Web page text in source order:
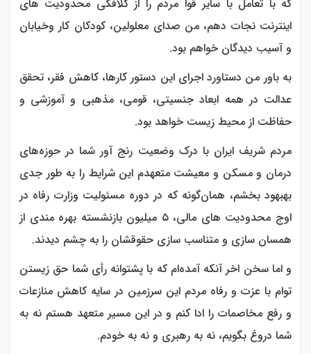
که با تعامل با سایر قوا مردم را از کلافگی محدودیت های
اینترنت نجات دهم، من صدای معلولین، کودکان کار وخیابان
و آسیب دیدگان خواهم بود.
به باور من دستاورد اجرای این دستور کارها، کاهش فقر، تحقق
عدالت در همه ابعاد جنسیتی، قومی، مذهبی و آموزشی و
حفاظت از محیط زیست خواهد بود.
مردم شریف ایران با درک وضعیت رنج آور شما در حوزه‌های
درمان و مسکن و معیشت متعهدم این شرایط را به طور جدی
بهبهود بخشم، همان‌گونه که در دوره مسئولیت وزارت رفاه در
اوج محدودیت های مالی، ۵ میلیون بازنشسته بهره مندی از
همسان سازی و متناسب سازی حقوقشان را به چشم دیدند.
و اما سخن اخر آنکه آمده‌ام که با پشتوانه رأی شما حق زیستن
توام با عزت و رفاه مردم این سرزمین در سایه کاهش منازعات
و رفع مخاصمات را ادا کنم و در این مسیر متعهد هستم نه به
شما دروغ بگویم، نه به رهبری و نه به خودم.